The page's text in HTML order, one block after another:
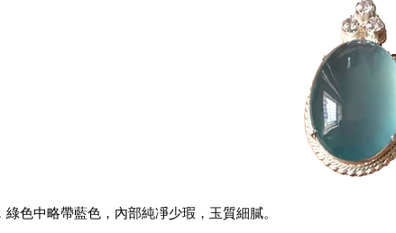
色中略帶藍色，內部純凈少瑕，玉質細膩。